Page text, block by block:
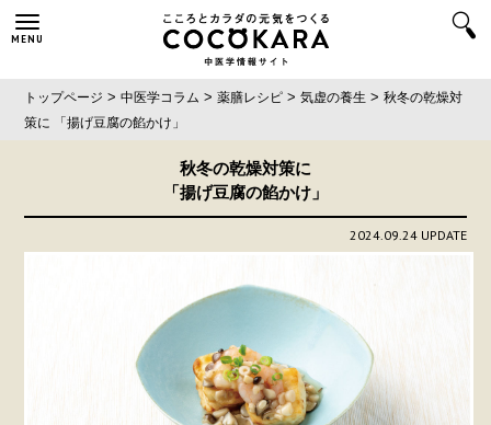
MENU
トップページ >中医学コラム >薬膳レシピ >気虚の養生 >秋冬の乾燥対
策に
「揚げ豆腐の餡かけ」
秋冬の乾燥対策に
「揚げ豆腐の餡かけ」
2024.09.24 UPDATE